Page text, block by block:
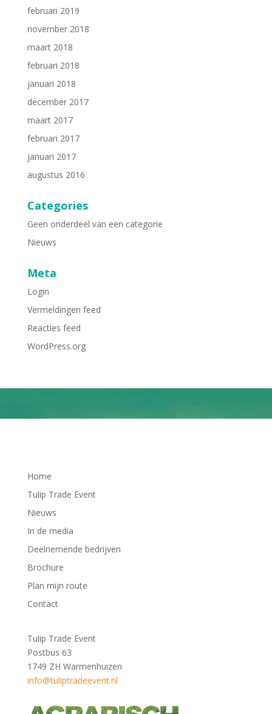
februari 2019
november 2018
maart 2018
februari 2018
januari 2018
december 2017
maart 2017
februari 2017
januari 2017
augustus 2016
Categories
Geen onderdeel van een categorie
Nieuws
Meta
Login
Vermeldingen feed
Reacties feed
WordPress.org
Home
Tulip Trade Event
Nieuws
In de media
Deelnemende bedrijven
Brochure
Plan mijn route
Contact
Tulip Trade Event
Postbus 63
1749 ZH Warmenhuizen
info@tuliptradeevent.nl